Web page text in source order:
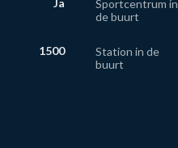
Ja
Sportcentrum in
de buurt
1500
Station in de
buurt